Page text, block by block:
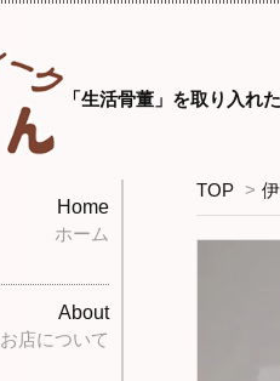
「生活骨董」を取り入れ
TOP >
Home
ホーム
About
お店について